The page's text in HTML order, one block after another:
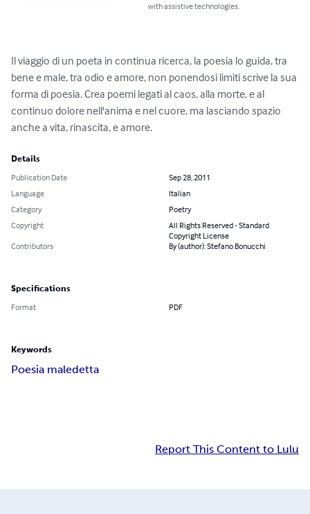
with assistive technologies.
Il viaggio di un poeta in continua ricerca, la poesia lo guida, tra
bene e male, tra odio e amore, non ponendosi limiti scrive la sua
forma di poesia. Crea poemi legati al caos, alla morte, e al
continuo dolore nell'anima e nel cuore, ma lasciando spazio
anche a vita, rinascita, e amore.
Details
Publication Date
Sep 28, 2011
Language
Italian
Category
Poetry
Copyright
All Rights Reserved - Standard
Copyright License
Contributors
By (author): Stefano Bonucchi
Specifications
Format PDF
Keywords
Poesia maledetta
Report This Content to Lulu